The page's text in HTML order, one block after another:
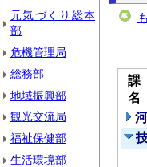
元気づくり総本
部
危機管理局
総務部
地域振興部
観光交流局
福祉保健部
生活環境部
課
名